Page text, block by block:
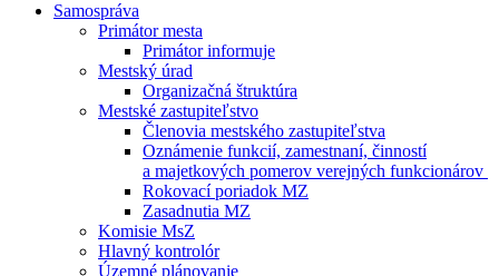
Samospráva
Primátor mesta
Primátor informuje
Mestský úrad
Organizačná štruktúra
Mestské zastupiteľstvo
Členovia mestského zastupiteľstva
Oznámenie funkcií, zamestnaní, činností
a majetkových pomerov verejných funkcionárov
Rokovací poriadok MZ
Zasadnutia MZ
Komisie MsZ
Hlavný kontrolór
Územné plánovanie